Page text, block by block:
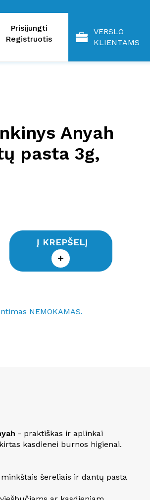
Prisijungti
Registruotis
VERSLO
KLIENTAMS
Anyah
pasta 3g,
Į KREPŠELĮ
NEMOKAMAS.
- praktiškas ir aplinkai
kasdienei burnos higienai.
šereliais ir dantų pasta